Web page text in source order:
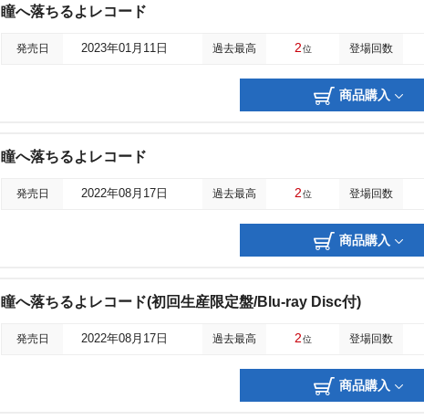
瞳へ落ちるよレコード
発売日 2023年01月11日 過去最高 2位 登場回数
商品購入
瞳へ落ちるよレコード
発売日 2022年08月17日 過去最高 2位 登場回数
商品購入
瞳へ落ちるよレコード(初回生産限定盤/Blu-ray Disc付)
発売日 2022年08月17日 過去最高 2位 登場回数
商品購入